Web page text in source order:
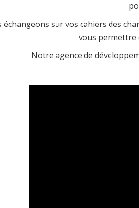
échangeons sur vos cahiers des
vous permettre
Notre agence de